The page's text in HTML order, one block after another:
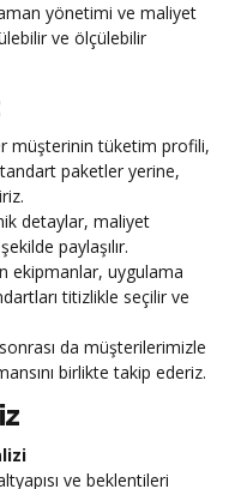
yönetimi ve maliyet
ve ölçülebilir
müşterinin tüketim profili,
paketler yerine,
detaylar, maliyet
paylaşılır.
ekipmanlar, uygulama
titizlikle seçilir ve
da müşterilerimizle
birlikte takip ederiz.
ve beklentileri